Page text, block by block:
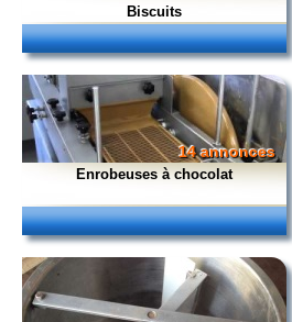
Biscuits
14 annonces
Enrobeuses à chocolat